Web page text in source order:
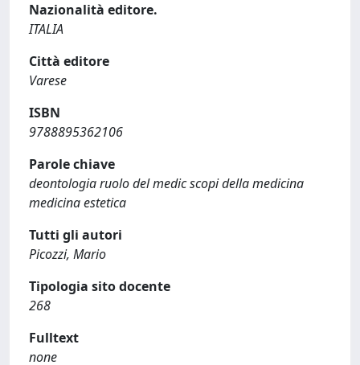
Nazionalità editore.
ITALIA
Città editore
Varese
ISBN
9788895362106
Parole chiave
deontologia ruolo del medic scopi della medicina
medicina estetica
Tutti gli autori
Picozzi, Mario
Tipologia sito docente
268
Fulltext
none